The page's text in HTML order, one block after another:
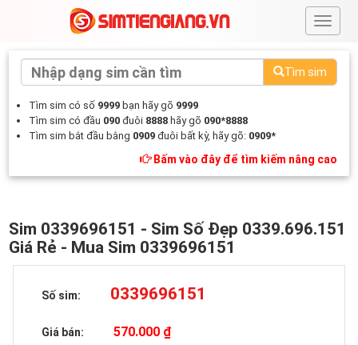
#
Tìm sim
Tìm sim có số 9999 bạn hãy gõ 9999
Tìm sim có đầu 090 đuôi 8888 hãy gõ 090*8888
Tìm sim bắt đầu bằng 0909 đuôi bất kỳ, hãy gõ: 0909*
Bấm vào đây để tìm kiếm nâng cao
Sim 0339696151 - Sim Số Đẹp 0339.696.151
Giá Rẻ - Mua Sim 0339696151
Số sim: 0339696151
Giá bán: 570.000 ₫